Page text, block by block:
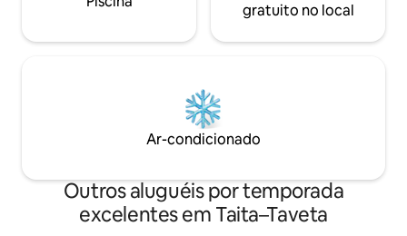
gratuito no local
Ar-condicionado
Outros aluguéis por temporada
excelentes em Taita–Taveta